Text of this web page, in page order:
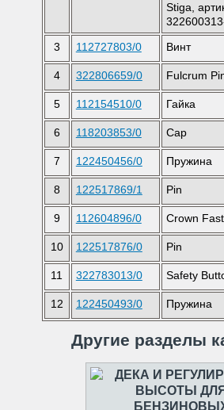
Stiga,
3
112727803/0 Винт
4 322806659/0 Fulcrum
5 112154510/0 Гайка
6 118203853/0 Cap
7 122450456/0 Пружина
8 122517869/1 Pin
9 112604896/0 Crown
10 122517876/0 Pin
11 322783013/0 Safety
12 122450493/0 Пружина
Другие разделы